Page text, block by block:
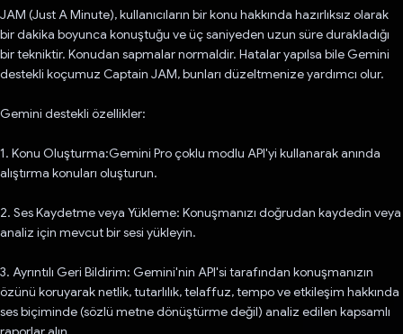
JAM (Just A Minute), kullanıcıların bir konu hakkında hazırlıksız olarak
bir dakika boyunca konuştuğu ve üç saniyeden uzun süre durakladığı
bir tekniktir. Konudan sapmalar normaldir. Hatalar yapılsa bile Gemini
destekli koçumuz Captain JAM, bunları düzeltmenize yardımcı olur.
Gemini destekli özellikler:
1. Konu Oluşturma:Gemini Pro çoklu modlu API'yi kullanarak anında
alıştırma konuları oluşturun.
2. Ses Kaydetme veya Yükleme: Konuşmanızı doğrudan kaydedin veya
analiz için mevcut bir sesi yükleyin.
3. Ayrıntılı Geri Bildirim: Gemini'nin API'si tarafından konuşmanızın
özünü koruyarak netlik, tutarlılık, telaffuz, tempo ve etkileşim hakkında
ses biçiminde (sözlü metne dönüştürme değil) analiz edilen kapsamlı